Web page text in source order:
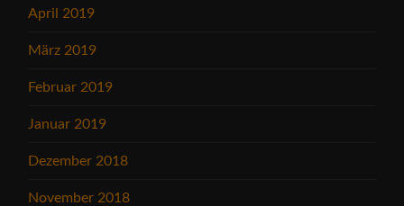
April 2019
März 2019
Februar 2019
Januar 2019
Dezember 2018
November 2018